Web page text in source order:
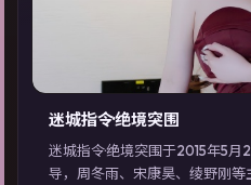
迷城指令·绝境突围
迷城指令·绝境突围于2015年5
导，周冬雨、宋康昊、绫野刚等